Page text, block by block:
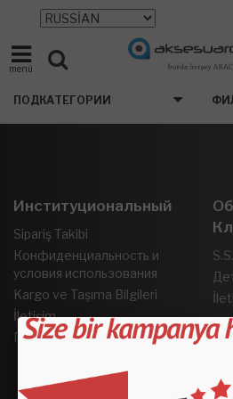
menü
ПОДКАТЕГОРИИ
Институциональный
Sipariş Takibi
Конфиденциальность и
условия использования
Kargo ve Taşıma Bilgileri
İletişim
Гарантия и возврат
Социальные